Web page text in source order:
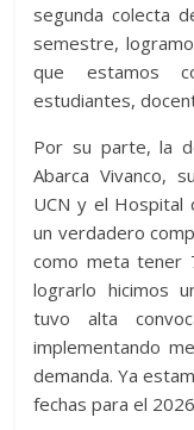
segunda colecta
semestre,
que estamos
estudiantes,
Por su parte, la
Abarca Vivanco,
UCN y el Hospital
un verdadero
como meta tener
lograrlo hicimos
tuvo alta
implementando
demanda. Ya
fechas para el